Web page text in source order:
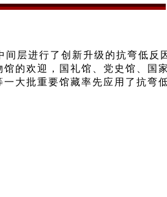
间层进行了创新升级的抗弯低反
的欢迎，国礼馆、党史馆、国
大批重要馆藏率先应用了抗弯